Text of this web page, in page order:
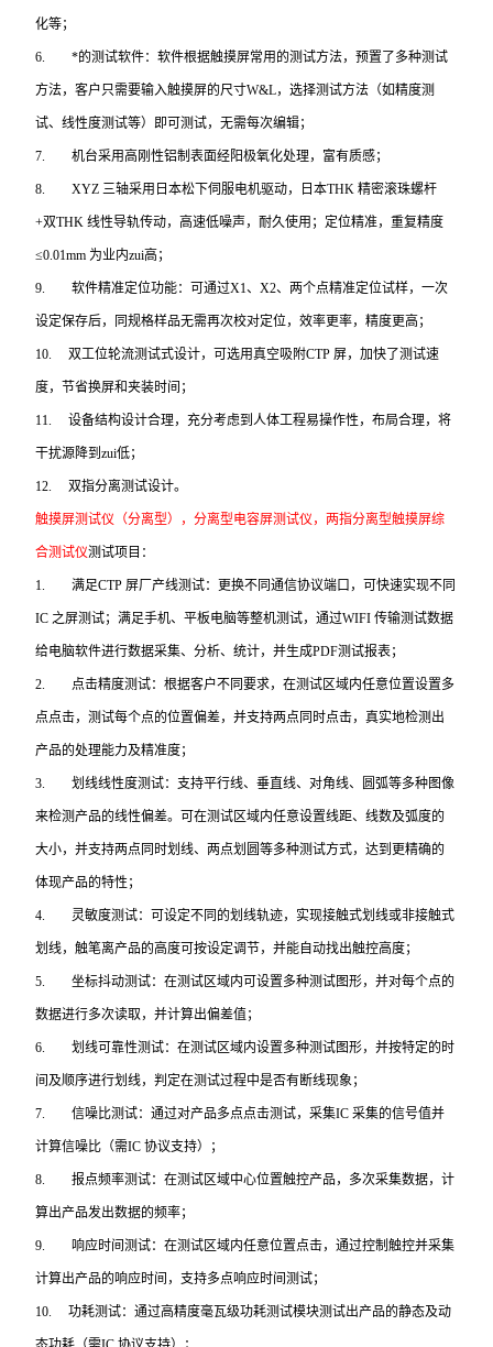
化等；
6.*的测试软件：软件根据触摸屏常用的测试方法，预置了多种测试
方法，客户只需要输入触摸屏的尺寸W&L，选择测试方法（如精度测
试、线性度测试等）即可测试，无需每次编辑；
7.机台采用高刚性铝制表面经阳极氧化处理，富有质感；
8.XYZ三轴采用日本松下伺服电机驱动，日本THK 精密滚珠螺杆
+双THK 线性导轨传动，高速低噪声，耐久使用；定位精准，重复精度
≤0.01mm 为业内zui高；
9.软件精准定位功能：可通过X1、X2、两个点精准定位试样，一次
设定保存后，同规格样品无需再次校对定位，效率更率，精度更高；
10.双工位轮流测试式设计，可选用真空吸附CTP 屏，加快了测试速
度，节省换屏和夹装时间；
11.设备结构设计合理，充分考虑到人体工程易操作性，布局合理，将
干扰源降到zui低；
12.双指分离测试设计。
触摸屏测试仪（分离型），分离型电容屏测试仪，两指分离型触摸屏综
合测试仪测试项目：
1.满足CTP 屏厂产线测试：更换不同通信协议端口，可快速实现不同
IC 之屏测试；满足手机、平板电脑等整机测试，通过WIFI 传输测试数据
给电脑软件进行数据采集、分析、统计，并生成PDF测试报表；
2. 点击精度测试：根据客户不同要求，在测试区域内任意位置设置多
点点击，测试每个点的位置偏差，并支持两点同时点击，真实地检测出
产品的处理能力及精准度；
3.划线线性度测试：支持平行线、垂直线、对角线、圆弧等多种图像
来检测产品的线性偏差。可在测试区域内任意设置线距、线数及弧度的
大小，并支持两点同时划线、两点划圆等多种测试方式，达到更精确的
体现产品的特性；
4. 灵敏度测试：可设定不同的划线轨迹，实现接触式划线或非接触式
划线，触笔离产品的高度可按设定调节，并能自动找出触控高度；
5.坐标抖动测试：在测试区域内可设置多种测试图形，并对每个点的
数据进行多次读取，并计算出偏差值；
6.划线可靠性测试：在测试区域内设置多种测试图形，并按特定的时
间及顺序进行划线，判定在测试过程中是否有断线现象；
7.信噪比测试：通过对产品多点点击测试，采集IC 采集的信号值并
计算信噪比（需IC 协议支持）；
8.报点频率测试：在测试区域中心位置触控产品，多次采集数据，计
算出产品发出数据的频率；
9.响应时间测试：在测试区域内任意位置点击，通过控制触控并采集
计算出产品的响应时间，支持多点响应时间测试；
10.功耗测试：通过高精度毫瓦级功耗测试模块测试出产品的静态及动